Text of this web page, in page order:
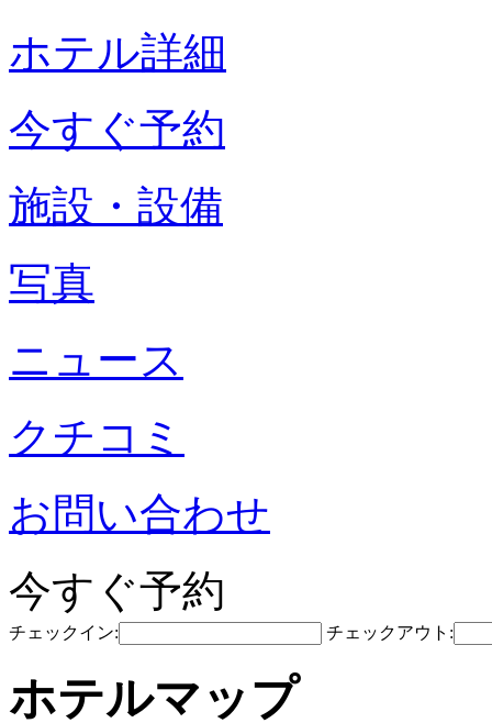
ホテル詳細
今すぐ予約
施設・設備
写真
ニュース
クチコミ
お問い合わせ
今すぐ予約
チェックイン: チェックアウト:
ホテルマップ